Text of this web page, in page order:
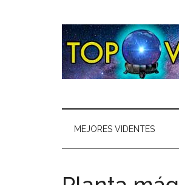
MEJORES VIDENTES